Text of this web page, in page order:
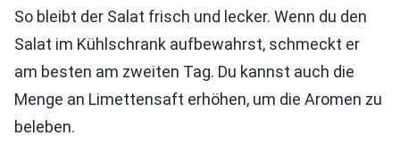
So bleibt der Salat frisch und lecker. Wenn du den
Salat im Kühlschrank aufbewahrst, schmeckt er
am besten am zweiten Tag. Du kannst auch die
Menge an Limettensaft erhöhen, um die Aromen zu
beleben.